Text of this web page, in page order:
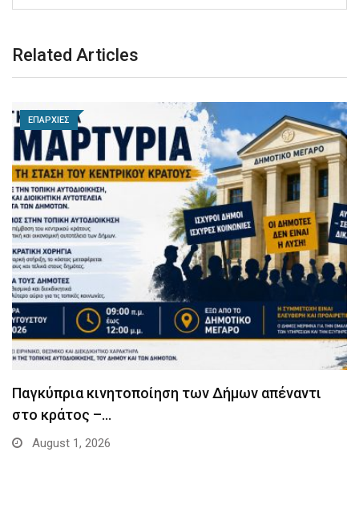
Related Articles
ΕΠΑΡΧΙΕΣ
Παγκύπρια κινητοποίηση των Δήμων απέναντι
στο κράτος –…
August 1, 2026